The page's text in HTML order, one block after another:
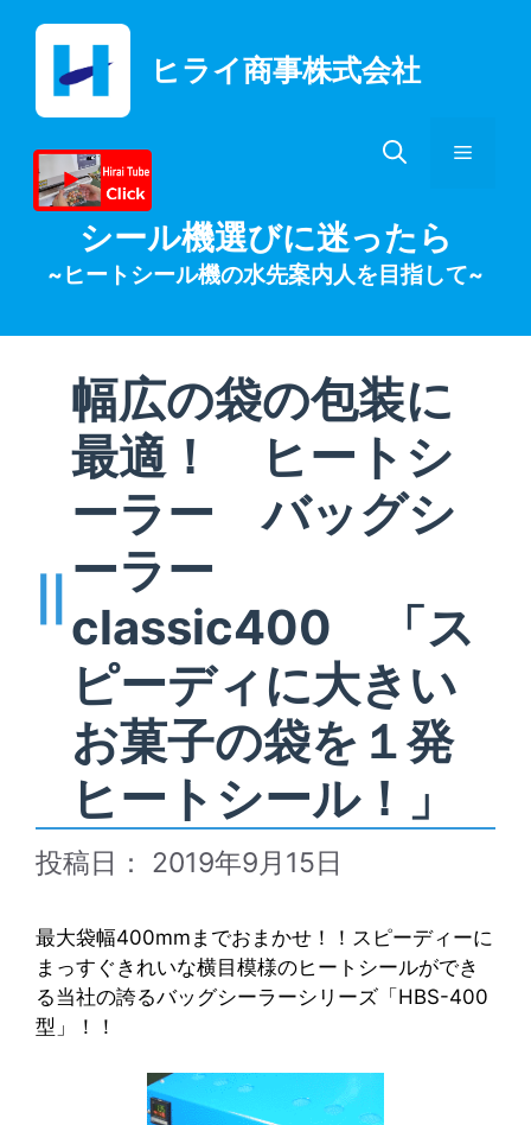
ヒライ商事株式会社
メ
シール機選びに迷ったら
~ヒートシール機の水先案内人を目指して~
幅広の袋の包装に
最適！ ヒートシ
ーラー バッグシ
ーラー
classic400 「ス
ピーディに大きい
お菓子の袋を１発
ヒートシール！」
2019年9月15日
最大袋幅400mmまでおまかせ！！スピーディーに
まっすぐきれいな横目模様のヒートシールができ
る当社の誇るバッグシーラーシリーズ「HBS-400
型」！！